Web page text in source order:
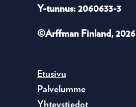
Y-tunnus: 2060633-3
©Arffman Finland, 2026
Etusivu
Palvelumme
Yhteystiedot